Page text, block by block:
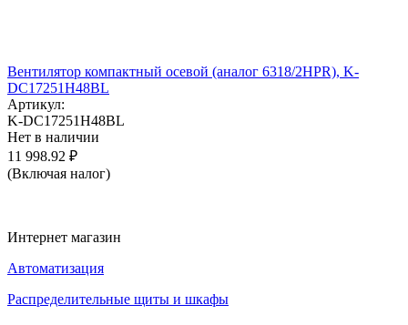
Вентилятор компактный осевой (аналог 6318/2HPR), K-
DC17251H48BL
Артикул:
K-DC17251H48BL
Нет в наличии
11 998.92 ₽
(Включая налог)
Интернет магазин
Автоматизация
Распределительные щиты и шкафы